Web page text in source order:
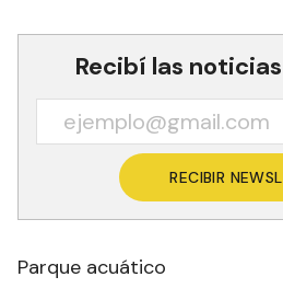
Recibí las
RECIBIR
Parque acuático